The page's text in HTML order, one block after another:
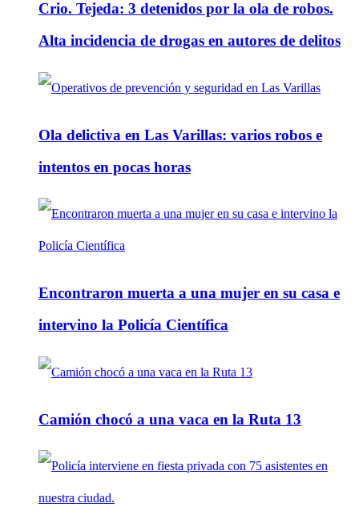
Crio. Tejeda: 3 detenidos por la ola de robos.
Alta incidencia de drogas en autores de delitos
Ola delictiva en Las Varillas: varios robos e
intentos en pocas horas
Encontraron muerta a una mujer en su casa e
intervino la Policía Científica
Camión chocó a una vaca en la Ruta 13